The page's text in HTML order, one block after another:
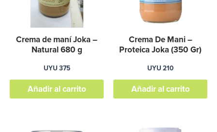
Crema de maní Joka –
Natural 680 g
UYU 375
Añadir al carrito
Crema De Mani –
Proteica Joka (350 Gr)
UYU 210
Añadir al carrito